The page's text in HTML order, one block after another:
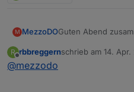
M MezzoDOGuten Abend
mir bei meinem
Ich hab die PCB V1
Zusammengebaut
werden, was ich
R
Offline
rbbreggernschrieb am 14. Apr.
zuletzt editiert von
@mezzodo